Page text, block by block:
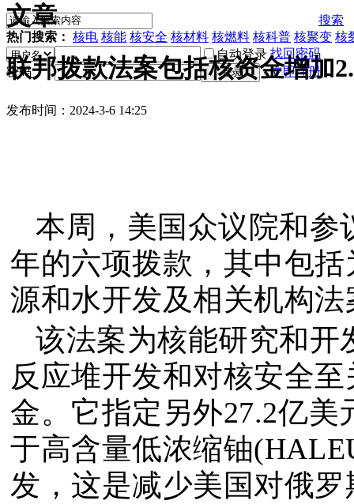
搜索
热门搜索： 核电 核能 核安全 核材料 核燃料 核科普 核聚变 核
自动登录 找回密码
密码
登录 立即注册
文章
联邦拨款法案包括核资金增加
发布时间：2024-3-6 14:25
本周，美国众议院和参
年的六项拨款，其中包
源和水开发及相关机构法
该法案为核能研究和开
反应堆开发和对核安全
金。它指定另外27.2亿
于高含量低浓缩铀
发，这是减少美国对俄